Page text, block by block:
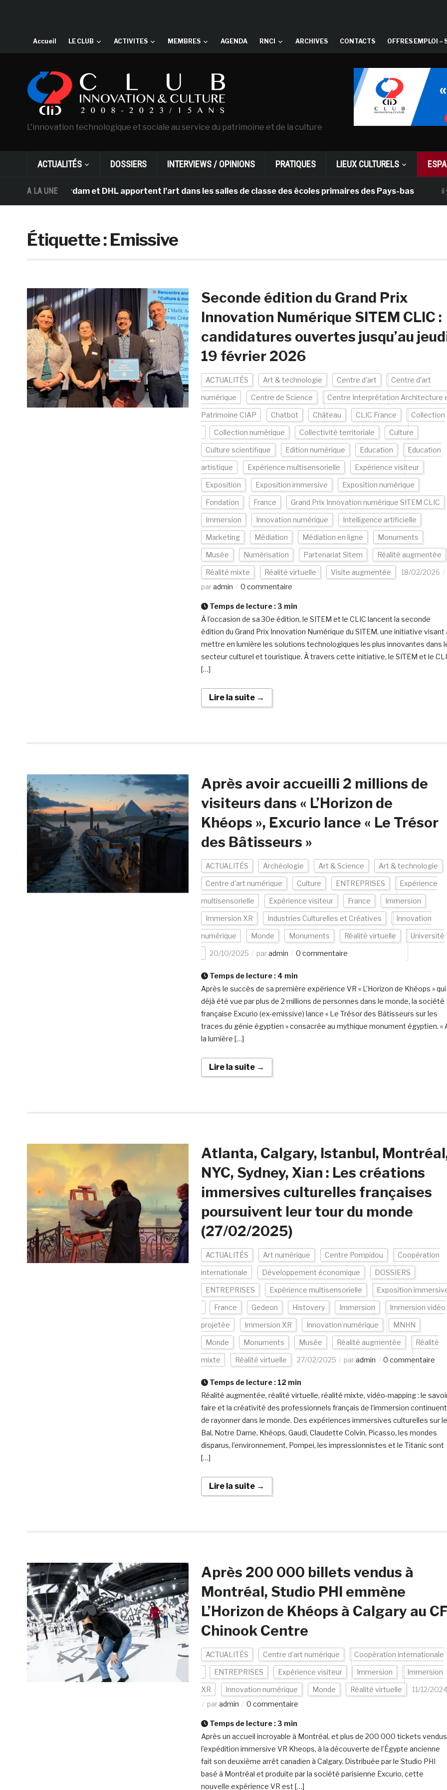
Accueil LE CLUB ACTIVITES MEMBRES AGENDA RNCI ARCHIVES CONTACTS OFFRES EMPLOI –
L'innovation technologique et sociale au service du patrimoine et de la culture
ACTUALITÉS DOSSIERS INTERVIEWS / OPINIONS PRATIQUES LIEUX CULTURELS
A LA UNE
d’Amsterdam et DHL apportent l’art dans les salles de classe des écoles primaires des Pays-bas il y a 1 mois
Étiquette :Emissive
Seconde édition du Grand Prix
Innovation Numérique SITEM CLIC :
candidatures ouvertes jusqu’au
19 février 2026
ACTUALITÉS Art & technologie Centre d'art Centre d'art
numérique Centre de Science Centre Interprétation Architecture
Patrimoine CIAP Chatbot Château CLIC France Collection
Collection numérique Collectivité territoriale Culture
Culture scientifique Edition numérique Education Education
artistique Expérience multisensorielle Expérience visiteur
Exposition Exposition immersive Exposition numérique
Fondation France Grand Prix Innovation numérique SITEM CLIC
Immersion Innovation numérique Intelligence artificielle
Marketing Médiation Médiation en ligne Monuments
Musée Numérisation Partenariat Sitem Réalité augmentée
Réalité mixte Réalité virtuelle Visite augmentée
18/02/2026
paradmin 0 commentaire
Temps de lecture : 3 min
À l’occasion de sa 30e édition, le SITEM et le CLIC lancent la seconde
édition du Grand Prix Innovation Numérique du SITEM, une initiative visant
mettre en lumière les solutions technologiques les plus innovantes dans
secteur culturel et touristique. À travers cette initiative, le SITEM et le
[…]
Lire la suite →
Après avoir accueilli 2 millions de
visiteurs dans « L’Horizon de
Khéops », Excurio lance « Le Trésor
des Bâtisseurs »
ACTUALITÉS Archéologie Art & Science Art & technologie
Centre d'art numérique Culture ENTREPRISES Expérience
multisensorielle Expérience visiteur France Immersion
Immersion XR Industries Culturelles et Créatives Innovation
numérique Monde Monuments Réalité virtuelle Université
20/10/2025 paradmin 0 commentaire
Temps de lecture : 4 min
Après le succès de sa première expérience VR « L’Horizon de Khéops » qui
déjà été vue par plus de 2 millions de personnes dans le monde, la société
française Excurio (ex-emissive) lance « Le Trésor des Bâtisseurs sur les
traces du génie égyptien » consacrée au mythique monument égyptien. «
la lumière […]
Lire la suite →
Atlanta, Calgary, Istanbul,
NYC, Sydney, Xian : Les créations
immersives culturelles françaises
poursuivent leur tour du monde
(27/02/2025)
ACTUALITÉS Art numérique Centre Pompidou Coopération
internationale Développement économique DOSSIERS
ENTREPRISES Expérience multisensorielle Exposition
France Gedeon Histovery Immersion Immersion vidéo
projetée Immersion XR Innovation numérique MNHN
Monde Monuments Musée Réalité augmentée Réalité
mixte Réalité virtuelle 27/02/2025 paradmin 0 commentaire
Temps de lecture : 12 min
Réalité augmentée, réalité virtuelle, réalité mixte, vidéo-mapping : le
faire et la créativité des professionnels français de l’immersion continuent
de rayonner dans le monde. Des expériences immersives culturelles sur le
Bal, Notre Dame, Khéops, Gaudi, Claudette Colvin, Picasso, les mondes
disparus, l’environnement, Pompei, les impressionnistes et le Titanic sont
[…]
Lire la suite →
Après 200 000 billets vendus à
Montréal, Studio PHI emmène
L’Horizon de Khéops à Calgary au
Chinook Centre
ACTUALITÉS Centre d'art numérique Coopération internationale
ENTREPRISES Expérience visiteur Immersion Immersion
XR Innovation numérique Monde Réalité virtuelle
11/12/2024
paradmin 0 commentaire
Temps de lecture : 3 min
Après un accueil incroyable à Montréal, et plus de 200 000 tickets
l’expédition immersive VR Kheops, à la découverte de l’Égypte ancienne
fait son deuxième arrêt canadien à Calgary. Distribuée par le Studio PHI
basé à Montréal et produite par la société parisienne Excurio, cette
nouvelle expérience VR est […]